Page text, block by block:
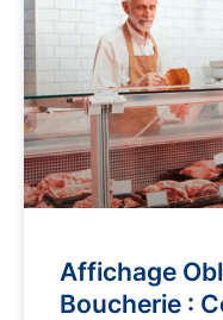
Affichage
Boucherie :